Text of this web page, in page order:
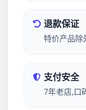
退款保证
特价产品除
支付安全
7年老店,口